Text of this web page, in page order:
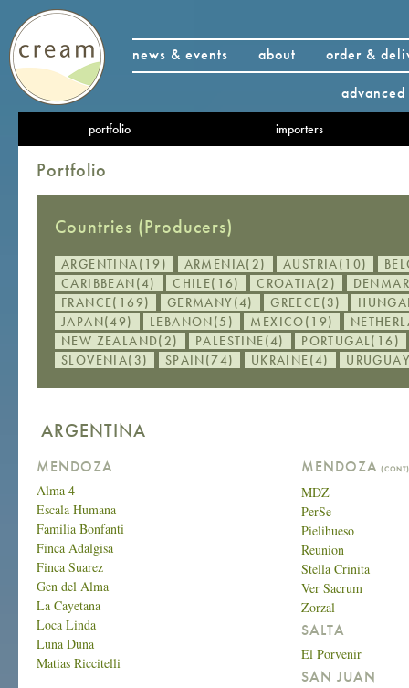
news & events about
order &
portfolio importers
Portfolio
Countries (Producers)
ARGENTINA(19) ARMENIA(2) AUSTRIA(10)
CARIBBEAN(4)
CHILE(16) CROATIA(2)
FRANCE(169)
GERMANY(4) GREECE(3)
JAPAN(49)
LEBANON(5) MEXICO(19)
NEW ZEALAND(2)
PALESTINE(4)
PORTUGAL(16)
SLOVENIA(3)
SPAIN(74) UKRAINE(4)
ARGENTINA
MENDOZA
Alma 4
Escala Humana
Familia Bonfanti
Finca Adalgisa
Finca Suarez
Gen del Alma
La Cayetana
Loca Linda
Luna Duna
Matias Riccitelli
MENDOZA (CONT)
MDZ
PerSe
Pielihueso
Reunion
Stella Crinita
Ver Sacrum
Zorzal
SALTA
El Porvenir
SAN JUAN